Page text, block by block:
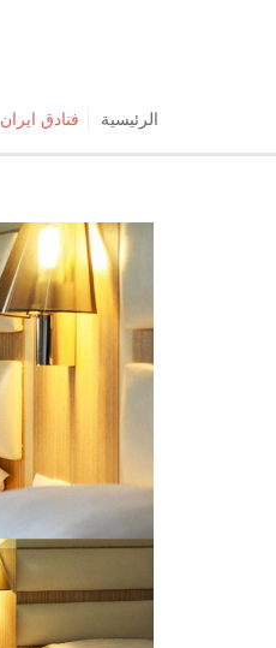
الرئیسیة فنادق ايران